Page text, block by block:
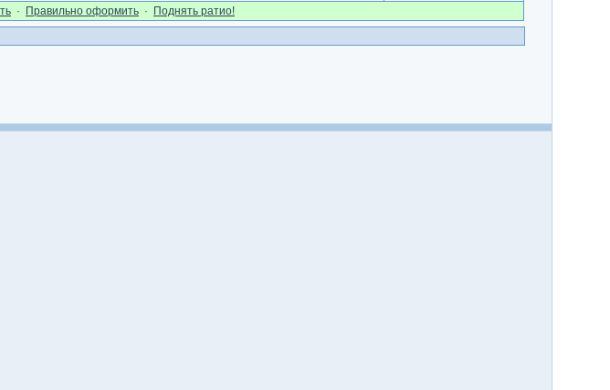
· Правильно оформить · Поднять ратио!